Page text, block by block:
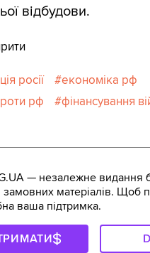
відбудови.
росії
економіка рф
рф
фінансування
— незалежне видання
матеріалів. Щоб
ваша підтримка.